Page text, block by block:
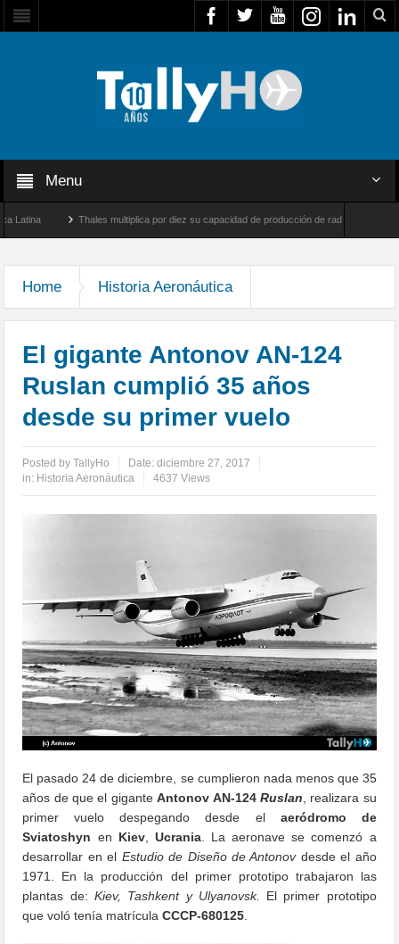
Menu
Thales multiplica por diez su capacidad de producción de radares en Brasil
Home Historia Aeronáutica
El gigante Antonov AN-124
Ruslan cumplió 35 años
desde su primer vuelo
Posted byTallyHo Date:diciembre 27, 2017
in: Historia Aeronáutica 4637 Views
El pasado 24 de diciembre, se cumplieron nada menos que 35
años de que el giganteAntonov AN-124 Ruslan , realizara su
primer vuelo despegando desde el aeródromo de
Sviatoshyn en Kiev, Ucrania. La aeronave se comenzó a
desarrollar en el Estudio de Diseño de Antonovdesde el año
1971. En la producción del primer prototipo trabajaron las
plantas de: Kiev, Tashkent y Ulyanovsk. El primer prototipo
que voló tenía matrículaCCCP-680125